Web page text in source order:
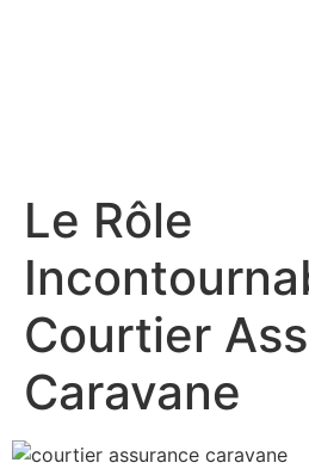
Le Rôle
Courtier
Caravane